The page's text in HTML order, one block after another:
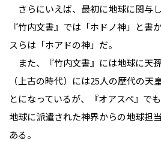
さらにいえば、最初に地球に関与
『竹内文書』では「ホドノ神」と書
スらは「ホアドの神」だ。
また、『竹内文書』には地球に天
（上古の時代）には25人の歴代の天
とになっているが、『オアスペ』で
地球に派遣された神界からの地球担
ある。